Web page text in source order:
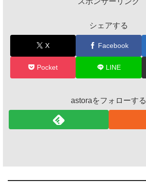
シェアする
X Facebook
Pocket LINE
astoraをフォローする